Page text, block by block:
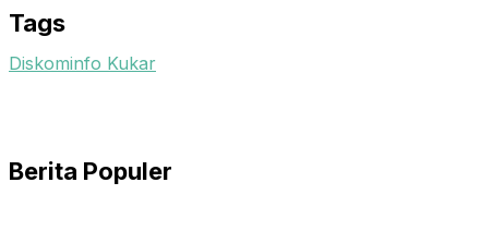
Tags
Diskominfo Kukar
Berita Populer